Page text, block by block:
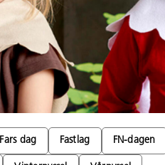
Fars dag Fastlag FN-dagen